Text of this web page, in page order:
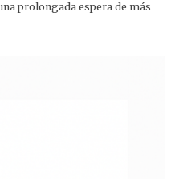
prolongada espera de más